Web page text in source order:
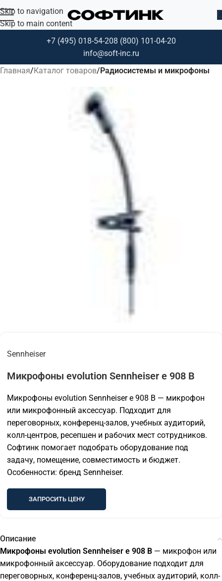
Skip to navigation
Skip to main content
+7 (495) 018-54-208 (800) 101-04-20
info@soft-inc.ru
Главная Каталог товаров Радиосистемы и микрофоны
Sennheiser
Микрофоны evolution Sennheiser e 908 B
Микрофоны evolution Sennheiser e 908 B — микрофон
или микрофонный аксессуар. Подходит для
переговорных, конференц-залов, учебных аудиторий,
колл-центров, ресепшен и рабочих мест сотрудников.
Софтинк помогает подобрать оборудование под
задачу, помещение, совместимость и бюджет.
Особенности: бренд Sennheiser.
ЗАПРОСИТЬ ЦЕНУ
Описание
Микрофоны evolution Sennheiser e 908 B — микрофон или
микрофонный аксессуар. Оборудование подходит для
переговорных, конференц-залов, учебных аудиторий, колл-